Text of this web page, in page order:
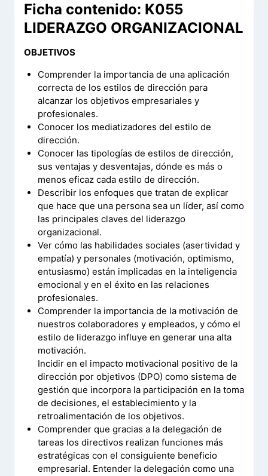
Ficha contenido: K055
LIDERAZGO ORGANIZACIONAL
OBJETIVOS
Comprender la importancia de una aplicación
correcta de los estilos de dirección para
alcanzar los objetivos empresariales y
profesionales.
Conocer los mediatizadores del estilo de
dirección.
Conocer las tipologías de estilos de dirección,
sus ventajas y desventajas, dónde es más o
menos eficaz cada estilo de dirección.
Describir los enfoques que tratan de explicar
que hace que una persona sea un líder, así como
las principales claves del liderazgo
organizacional.
Ver cómo las habilidades sociales (asertividad y
empatía) y personales (motivación, optimismo,
entusiasmo) están implicadas en la inteligencia
emocional y en el éxito en las relaciones
profesionales.
Comprender la importancia de la motivación de
nuestros colaboradores y empleados, y cómo el
estilo de liderazgo influye en generar una alta
motivación.
Incidir en el impacto motivacional positivo de la
dirección por objetivos (DPO) como sistema de
gestión que incorpora la participación en la toma
de decisiones, el establecimiento y la
retroalimentación de los objetivos.
Comprender que gracias a la delegación de
tareas los directivos realizan funciones más
estratégicas con el consiguiente beneficio
empresarial. Entender la delegación como una